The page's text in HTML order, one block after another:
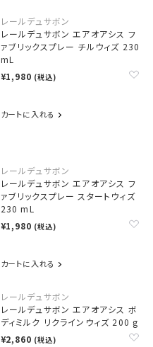
レールデュサボン
レールデュサボン エアオアシス フ
ァブリックスプレー チルウィズ 230
mL
¥1,980 (税込)
カートに入れる
レールデュサボン
レールデュサボン エアオアシス フ
ァブリックスプレー スタートウィズ
230 mL
¥1,980 (税込)
カートに入れる
レールデュサボン
レールデュサボン エアオアシス ボ
ディミルク リクラインウィズ 200 g
¥2,860 (税込)